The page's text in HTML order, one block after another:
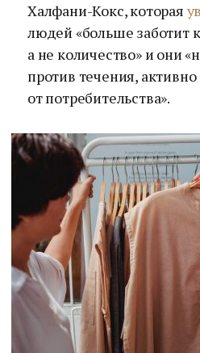
Халфани-Кокс, которая
людей «больше заботит
а не количество» и они
против течения,
от потребительства».